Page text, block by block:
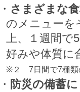
さまざまな
のメニューを
上、１週間で
好みや体質に
※２ 7日間で7種類
防災の備蓄